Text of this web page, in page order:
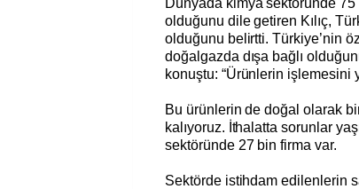
Dünyada kimya sektöründe
olduğunu dile getiren Kılıç,
olduğunu belirtti. Türkiye’nin
doğalgazda dışa bağlı
konuştu: “Ürünlerin işlemesini
Bu ürünlerin de doğal olarak
kalıyoruz. İthalatta sorunlar
sektöründe 27 bin firma var.
Sektörde istihdam edilenlerin